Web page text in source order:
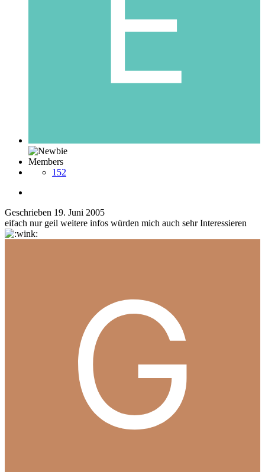
Members
152
Geschrieben 19. Juni 2005
eifach nur geil weitere infos würden mich auch sehr Interessieren